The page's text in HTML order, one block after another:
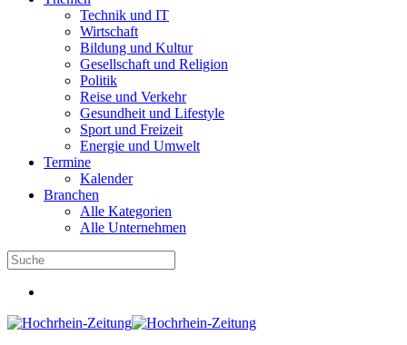
Technik und IT
Wirtschaft
Bildung und Kultur
Gesellschaft und Religion
Politik
Reise und Verkehr
Gesundheit und Lifestyle
Sport und Freizeit
Energie und Umwelt
Termine
Kalender
Branchen
Alle Kategorien
Alle Unternehmen